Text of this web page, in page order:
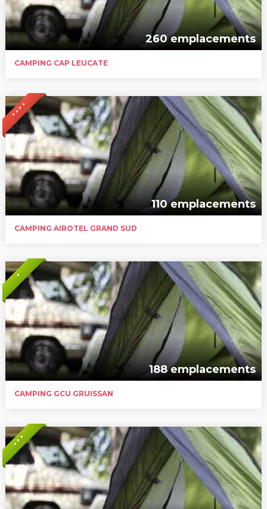
260 emplacements
CAMPING CAP LEUCATE
* * * *
110 emplacements
CAMPING AIROTEL GRAND SUD
*
188 emplacements
CAMPING GCU GRUISSAN
* * *